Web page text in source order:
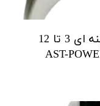
فرز تیز کن ای اس تی پاور سفینه ای 3 تا 12